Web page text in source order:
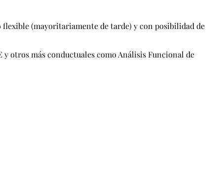
flexible (mayoritariamente de tarde) y con posibilidad de
y otros más conductuales como Análisis Funcional de